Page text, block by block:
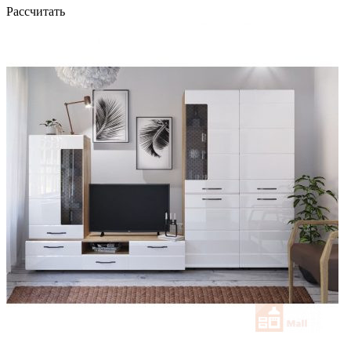
Рассчитать